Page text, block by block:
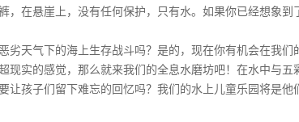
，在悬崖上，没有任何保护，只有水。如果你已经想象
劣天气下的海上生存战斗吗？是的，现在你有机会在我
现实的感觉，那么就来我们的全息水磨坊吧！在水中与五
让孩子们留下难忘的回忆吗？我们的水上儿童乐园将是